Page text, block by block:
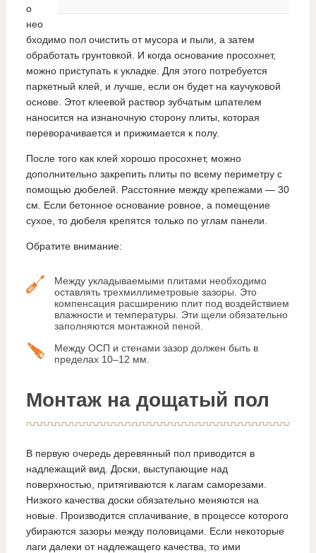
о
нео
бходимо пол очистить от мусора и пыли, а затем
обработать грунтовкой. И когда основание просохнет,
можно приступать к укладке. Для этого потребуется
паркетный клей, и лучше, если он будет на каучуковой
основе. Этот клеевой раствор зубчатым шпателем
наносится на изнаночную сторону плиты, которая
переворачивается и прижимается к полу.
После того как клей хорошо просохнет, можно
дополнительно закрепить плиты по всему периметру с
помощью дюбелей. Расстояние между крепежами — 30
см. Если бетонное основание ровное, а помещение
сухое, то дюбеля крепятся только по углам панели.
Обратите внимание:
Между укладываемыми плитами необходимо
оставлять трехмиллиметровые зазоры. Это
компенсация расширению плит под воздействием
влажности и температуры. Эти щели обязательно
заполняются монтажной пеной.
Между ОСП и стенами зазор должен быть в
пределах 10–12 мм.
Монтаж на дощатый пол
В первую очередь деревянный пол приводится в
надлежащий вид. Доски, выступающие над
поверхностью, притягиваются к лагам саморезами.
Низкого качества доски обязательно меняются на
новые. Производится сплачивание, в процессе которого
убираются зазоры между половицами. Если некоторые
лаги далеки от надлежащего качества, то ими